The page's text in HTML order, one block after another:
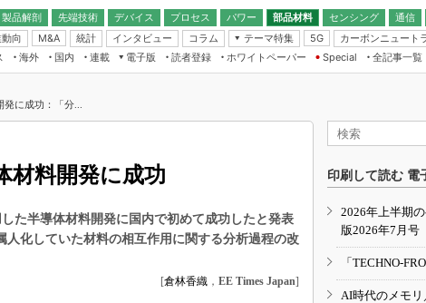
製品解剖
先端技術
デバイス
プロセス パワー 部品材料 センシング
通信
無線
向 M&A 統計 インタビュー コラム
テーマ特集
フィジカルAI
読者調査（EE Times Research）
エレクトロニクス入門（EDN
5G カーボンニュート
IoT・エッジコンピューティング
EXPO
TECHNO-FRONTIER
人とくるま展
海外 国内
連載
アの社会人大
電子版
ット
読者登録 ホワイトペーパー
Special
全記事一覧
に成功：「分...
材料開発に成功
た半導体材料開発に国内で初めて成功したと発表
化していた材料の相互作用に関する分析過程の改
[倉林香織 ， EE Times Japan]
印刷して読む 電
2026年上半期
版2026年7月号
「TECHNO-
AI時代のメモ